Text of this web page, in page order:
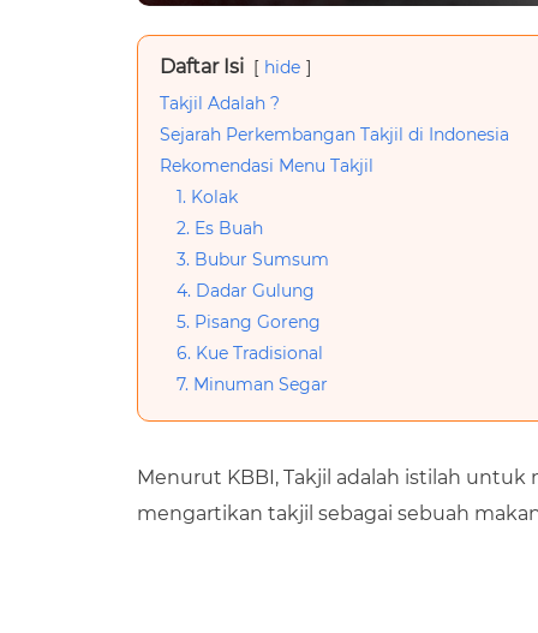
Daftar Isi
hide
Takjil Adalah ?
Sejarah Perkembangan Takjil di Indonesia
Rekomendasi Menu Takjil
1. Kolak
2. Es Buah
3. Bubur Sumsum
4. Dadar Gulung
5. Pisang Goreng
6. Kue Tradisional
7. Minuman Segar
Menurut KBBI, Takjil adalah istilah
mengartikan takjil sebagai sebuah